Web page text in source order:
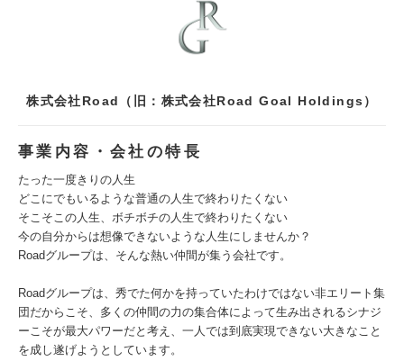
株式会社Road（旧：株式会社Road Goal Holdings）
事業内容・会社の特長
たった一度きりの人生
どこにでもいるような普通の人生で終わりたくない
そこそこの人生、ボチボチの人生で終わりたくない
今の自分からは想像できないような人生にしませんか？
Roadグループは、そんな熱い仲間が集う会社です。
Roadグループは、秀でた何かを持っていたわけではない非エリート集
団だからこそ、多くの仲間の力の集合体によって生み出されるシナジ
ーこそが最大パワーだと考え、一人では到底実現できない大きなこと
を成し遂げようとしています。